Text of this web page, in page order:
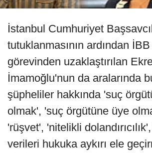
İstanbul Cumhuriyet
tutuklanmasının ardından İBB
görevinden uzaklaştırılan
İmamoğlu'nun da aralarında
şüpheliler hakkında 'suç
olmak', 'suç örgütüne üye
'rüşvet', 'nitelikli
verileri hukuka aykırı ele